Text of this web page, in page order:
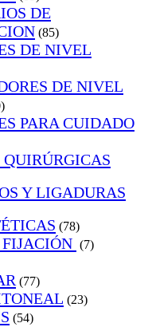
DE
(85)
DE NIVEL
DE NIVEL
PARA CUIDADO
Y LIGADURAS
(78)
(7)
(77)
(23)
(54)